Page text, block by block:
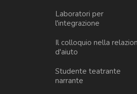
Laboratori per
l'integrazione
Il colloquio nella
d'aiuto
Studente teatrante
narrante